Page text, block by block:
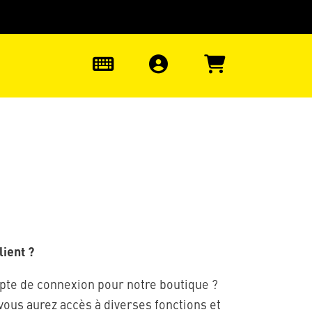
?
de connexion pour notre boutique ?
aurez accès à diverses fonctions et